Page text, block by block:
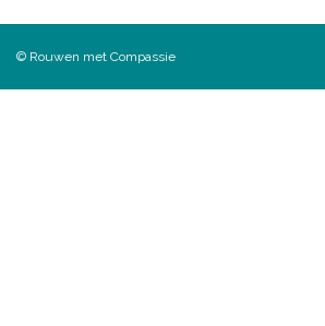
© Rouwen met Compassie